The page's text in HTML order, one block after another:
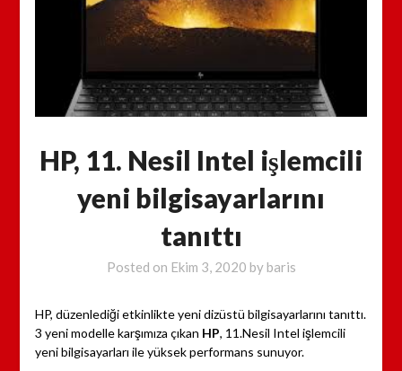
HP, 11. Nesil Intel işlemcili
yeni bilgisayarlarını
tanıttı
Posted on Ekim 3, 2020 by baris
HP, düzenlediği etkinlikte yeni dizüstü bilgisayarlarını tanıttı.
3 yeni modelle karşımıza çıkan HP, 11.Nesil Intel işlemcili
yeni bilgisayarları ile yüksek performans sunuyor.